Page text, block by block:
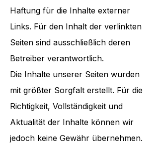
Haftung für die Inhalte externer
Links. Für den Inhalt der verlinkten
Seiten sind ausschließlich deren
Betreiber verantwortlich.
Die Inhalte unserer Seiten wurden
mit größter Sorgfalt erstellt. Für die
Richtigkeit, Vollständigkeit und
Aktualität der Inhalte können wir
jedoch keine Gewähr übernehmen.